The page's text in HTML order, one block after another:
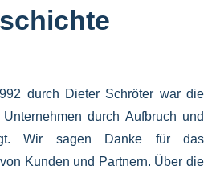
durch Dieter Schröter war die
durch Aufbruch und
Wir sagen Danke für das
Kunden und Partnern. Über die